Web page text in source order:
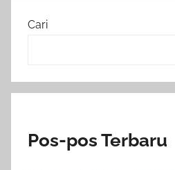
Cari
Pos-pos Terbaru